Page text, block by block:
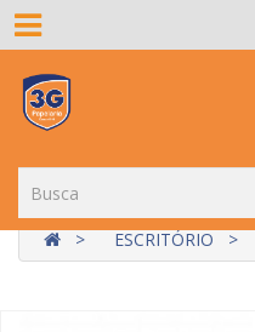
ESCRITÓRIO